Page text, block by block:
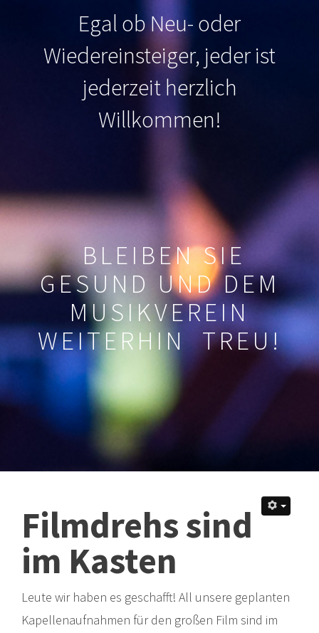
Egal ob Neu- oder
Wiedereinsteiger, jeder ist
jederzeit herzlich
Willkommen!
BLEIBEN SIE
GESUND UND DEM
MUSIKVEREIN
WEITERHIN TREU!
Filmdrehs sind
im Kasten
Leute wir haben es geschafft! All unsere geplanten
Kapellenaufnahmen für den großen Film sind im